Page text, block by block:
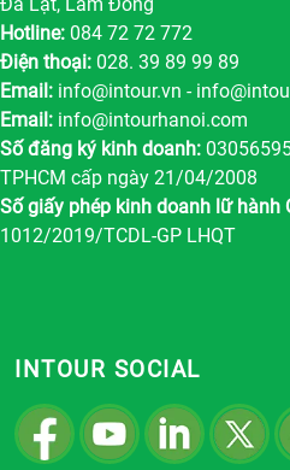
Hotline: 084 72 72 772
Điện thoại: 028. 39 89 99 89
Email: info@intour.vn -
Email: info@intourhanoi.com
Số đăng ký kinh doanh:
TPHCM cấp ngày 21/04/2008
Số giấy phép kinh doanh lữ hành
1012/2019/TCDL-GP LHQT
INTOUR SOCIAL